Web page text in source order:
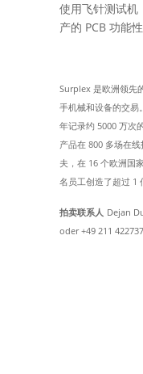
使用飞针测试机
产的 PCB 功能性
Surplex 是欧洲领先
手机械和设备的交易。
年记录约 5000 万次
产品在 800 多场在
夫，在 16 个欧洲国
名员工创造了超过 1
拍卖联系人 Dejan
oder +49 211